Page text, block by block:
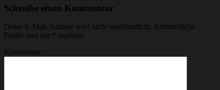
Schreibe einen Kommentar
Deine E-Mail-Adresse wird nicht veröffentlicht.
Erforderliche
Felder sind mit
markiert
Kommentar